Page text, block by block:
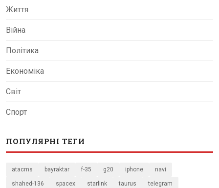
Життя
Війна
Політика
Економіка
Світ
Спорт
ПОПУЛЯРНІ ТЕГИ
atacms bayraktar f-35 g20 iphone navi
shahed-136 spacex starlink taurus telegram